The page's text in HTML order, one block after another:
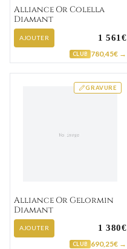
Alliance Or Colella
Diamant
AJOUTER 1 561€
CLUB 780,45€ →
GRAVURE
Alliance Or Gelormin
Diamant
AJOUTER 1 380€
CLUB 690,25€ →